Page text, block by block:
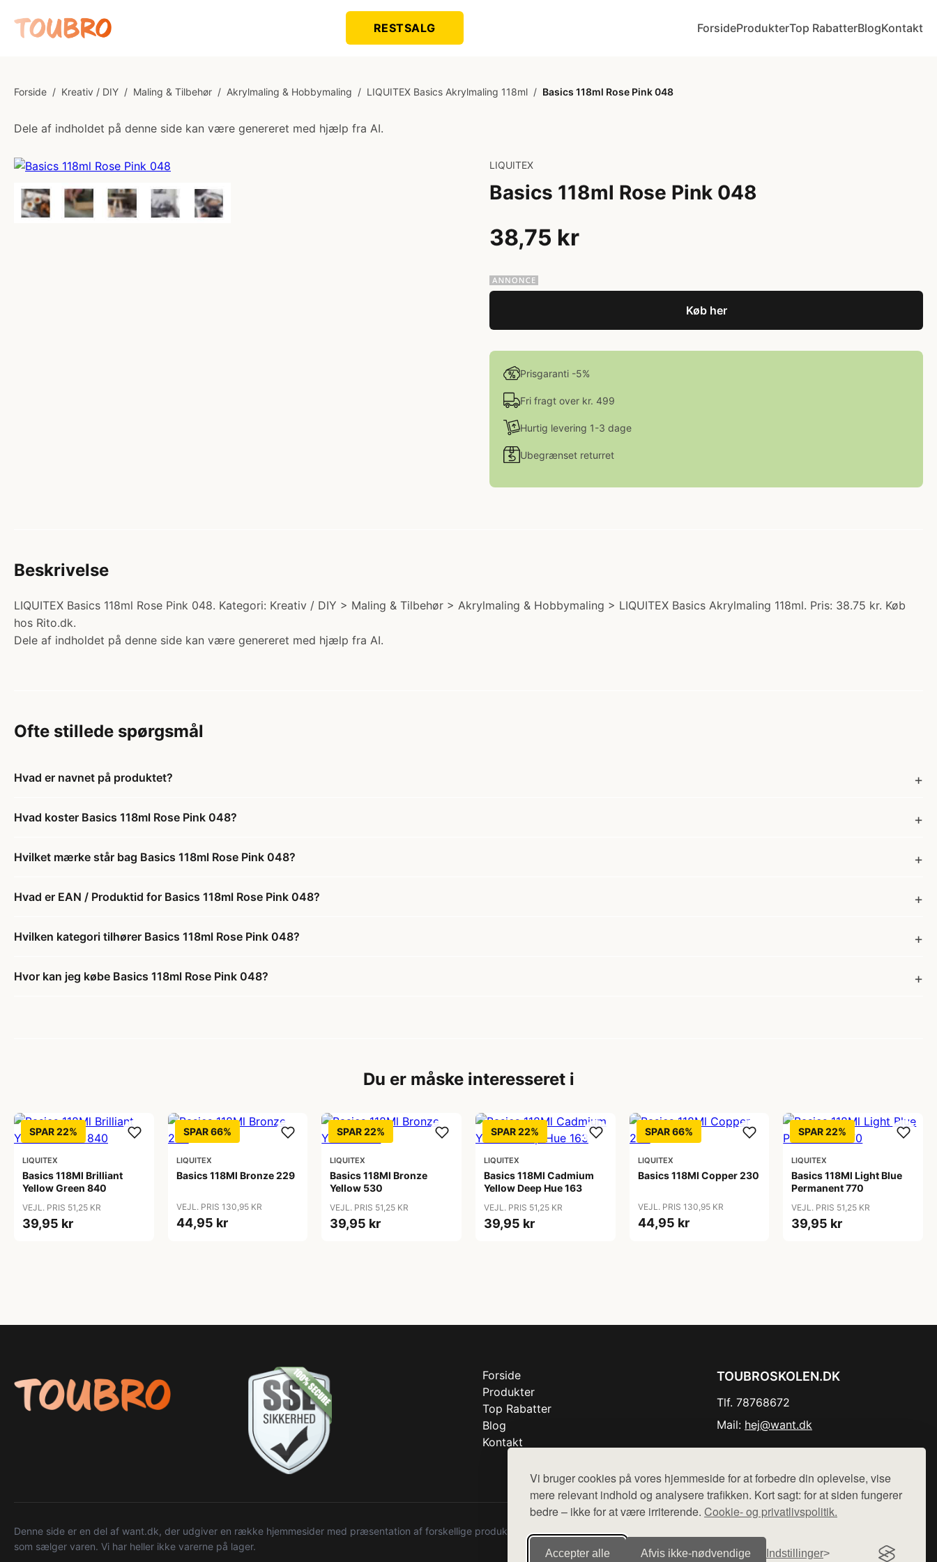
Vi bruger cookies på vores hjemmeside for at forbedre din oplevelse, vise
mere relevant indhold og analysere trafikken. Kort sagt: for at siden fungerer
bedre – ikke for at være irriterende. Cookie- og privatlivspolitik.
Accepter alle Afvis ikke‑nødvendige Indstillinger
RESTSALG ForsideProdukterTop RabatterBlogKontakt
Forside / Kreativ / DIY / Maling & Tilbehør / Akrylmaling & Hobbymaling / LIQUITEX Basics Akrylmaling 118ml / Basics 118ml Rose Pink 048
Dele af indholdet på denne side kan være genereret med hjælp fra AI.
LIQUITEX
Basics 118ml Rose Pink 048
38,75 kr
Køb her
Prisgaranti -5%
Fri fragt over kr. 499
Hurtig levering 1-3 dage
Ubegrænset returret
Beskrivelse
LIQUITEX Basics 118ml Rose Pink 048. Kategori: Kreativ / DIY > Maling & Tilbehør > Akrylmaling & Hobbymaling > LIQUITEX Basics Akrylmaling 118ml. Pris: 38.75 kr. Køb
hos Rito.dk.
Dele af indholdet på denne side kan være genereret med hjælp fra AI.
Ofte stillede spørgsmål
Hvad er navnet på produktet?
Hvad koster Basics 118ml Rose Pink 048?
Hvilket mærke står bag Basics 118ml Rose Pink 048?
Hvad er EAN / Produktid for Basics 118ml Rose Pink 048?
Hvilken kategori tilhører Basics 118ml Rose Pink 048?
Hvor kan jeg købe Basics 118ml Rose Pink 048?
Du er måske interesseret i
SPAR 22%
LIQUITEX
Basics 118Ml Brilliant
Yellow Green 840
VEJL. PRIS 51,25 KR
39,95 kr
SPAR 66%
LIQUITEX
Basics 118Ml Bronze 229
VEJL. PRIS 130,95 KR
44,95 kr
SPAR 22%
LIQUITEX
Basics 118Ml Bronze
Yellow 530
VEJL. PRIS 51,25 KR
39,95 kr
SPAR 22%
LIQUITEX
Basics 118Ml Cadmium
Yellow Deep Hue 163
VEJL. PRIS 51,25 KR
39,95 kr
SPAR 66%
LIQUITEX
Basics 118Ml Copper 230
VEJL. PRIS 130,95 KR
44,95 kr
SPAR 22%
LIQUITEX
Basics 118Ml Light Blue
Permanent 770
VEJL. PRIS 51,25 KR
39,95 kr
Forside
Produkter
Top Rabatter
Blog
Kontakt
TOUBROSKOLEN.DK
Tlf. 78768672
Mail: hej@want.dk
Denne side er en del af want.dk, der udgiver en række hjemmesider med præsentation af forskellige produkter fra diverse webshops. Der sælges ikke varer fra denne side - vi henviser til de shops,
som sælger varen. Vi har heller ikke varerne på lager.